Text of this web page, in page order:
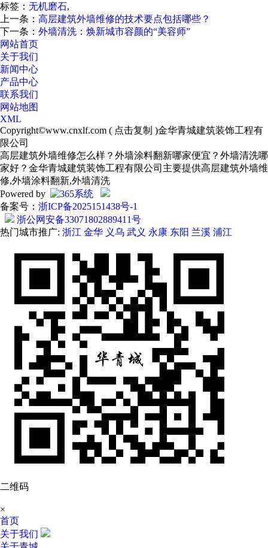
标签： 无机磨石,
上一条： 高层建筑外墙维修的技术要点包括哪些？
下一条： 外墙清洗：焕新城市容颜的“美容师”
网站首页
关于我们
新闻中心
产品中心
联系我们
网站地图
XML
Copyright©www.cnxlf.com ( 点击复制 )金华青城建筑装饰工程有
限公司
高层建筑外墙维修怎么样？外墙涂料翻新哪家便宜？外墙清洗哪
家好？金华青城建筑装饰工程有限公司主要提供高层建筑外墙维
修,外墙涂料翻新,外墙清洗
Powered by
备案号： 浙ICP备2025151438号-1
浙公网安备33071802889411号
热门城市推广: 浙江 金华 义乌 武义 永康 东阳 兰溪 浦江
二维码
×
首页
关于我们